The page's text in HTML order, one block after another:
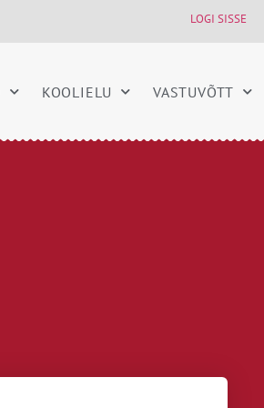
LOGI SISSE
KOOLIELU VASTUVÕTT